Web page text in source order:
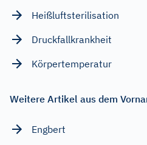
Heißluftsterilisation
Druckfallkrankheit
Körpertemperatur
Weitere Artikel aus dem
Engbert